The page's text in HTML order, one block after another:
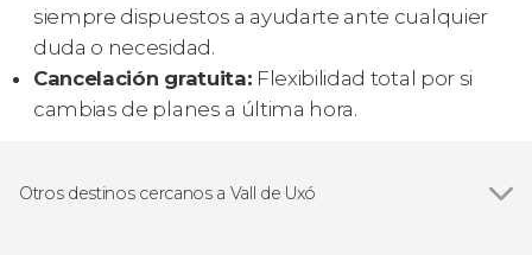
siempre dispuestos a ayudarte ante cualquier
duda o necesidad.
Cancelación gratuita: Flexibilidad total por si
cambias de planes a última hora.
Otros destinos cercanos a Vall de Uxó